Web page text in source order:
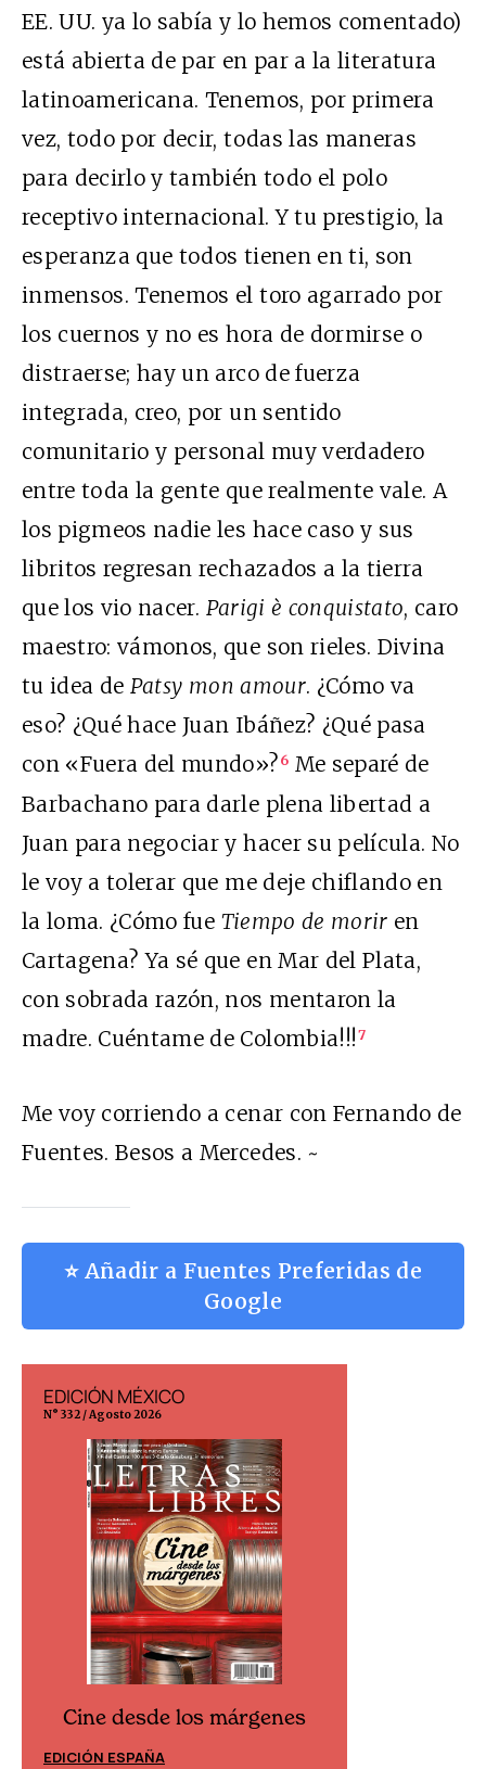
EE. UU. ya lo sabía y lo hemos comentado)
está abierta de par en par a la literatura
latinoamericana. Tenemos, por primera
vez, todo por decir, todas las maneras
para decirlo y también todo el polo
receptivo internacional. Y tu prestigio, la
esperanza que todos tienen en ti, son
inmensos. Tenemos el toro agarrado por
los cuernos y no es hora de dormirse o
distraerse; hay un arco de fuerza
integrada, creo, por un sentido
comunitario y personal muy verdadero
entre toda la gente que realmente vale. A
los pigmeos nadie les hace caso y sus
libritos regresan rechazados a la tierra
que los vio nacer. Parigi è conquistato, caro
maestro: vámonos, que son rieles. Divina
tu idea de Patsy mon amour. ¿Cómo va
eso? ¿Qué hace Juan Ibáñez? ¿Qué pasa
con «Fuera del mundo»? 6 Me separé de
Barbachano para darle plena libertad a
Juan para negociar y hacer su película. No
le voy a tolerar que me deje chiflando en
la loma. ¿Cómo fue Tiempo de morir en
Cartagena? Ya sé que en Mar del Plata,
con sobrada razón, nos mentaron la
madre. Cuéntame de Colombia!!! 7
Me voy corriendo a cenar con Fernando de
Fuentes. Besos a Mercedes. ~
⭐ Añadir a Fuentes Preferidas de
Google
EDICIÓN MÉXICO
N° 332 / Agosto 2026
Cine desde los márgenes
EDICIÓN ESPAÑA